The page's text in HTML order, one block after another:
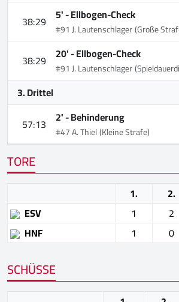
38:29 5' -Ellbogen-Check
#91 J. Lautenschlager(Große
38:29 20' -Ellbogen-Check
#91 J. Lautenschlager
3. Drittel
57:13 2' -Behinderung
#47 A. Thiel(Kleine Strafe)
TORE
1. 2.
ESV
1 2
HNF
1 0
SCHÜSSE